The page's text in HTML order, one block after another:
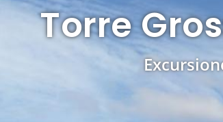
Torre